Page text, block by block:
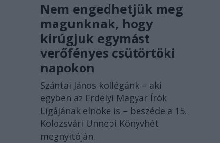
Nem engedhetjük meg
magunknak, hogy
kirúgjuk egymást
verőfényes csütörtöki
napokon
Szántai János kollégánk – aki
egyben az Erdélyi Magyar Írók
Ligájának elnöke is – beszéde a 15.
Kolozsvári Ünnepi Könyvhét
megnyitóján.